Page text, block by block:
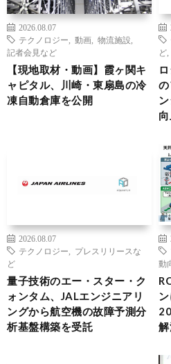
2026.08.07
テクノロジー
動画 物流施設
記者会見など
【現地取材・動画】霞ヶ関キ
ャピタル、川崎・東扇島の冷
凍自動倉庫を公開
ど
2026.08.07
テクノロジー
プレスリリースな
ど
量子技術のエー・スター・ク
ォンタム、JALエンジニアリ
ングから航空機の故障予測分
析基盤構築を受託
動